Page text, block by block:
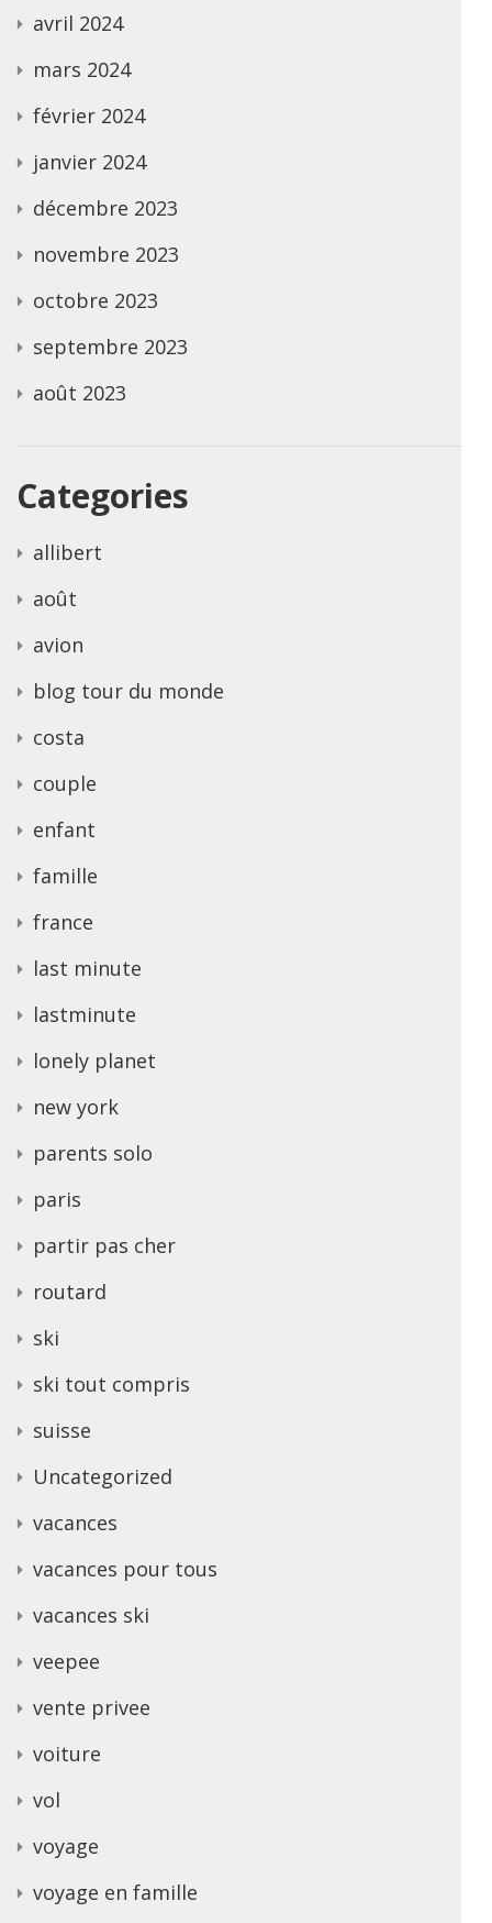
avril 2024
mars 2024
février 2024
janvier 2024
décembre 2023
novembre 2023
octobre 2023
septembre 2023
août 2023
Categories
allibert
août
avion
blog tour du monde
costa
couple
enfant
famille
france
last minute
lastminute
lonely planet
new york
parents solo
paris
partir pas cher
routard
ski
ski tout compris
suisse
Uncategorized
vacances
vacances pour tous
vacances ski
veepee
vente privee
voiture
vol
voyage
voyage en famille